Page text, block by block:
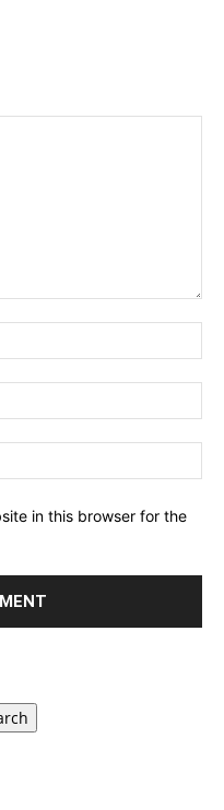
in this browser for the